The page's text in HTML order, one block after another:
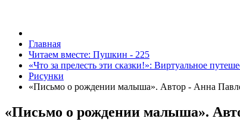
Главная
Читаем вместе: Пушкин - 225
«Что за прелесть эти сказки!»: Виртуальное
Рисунки
«Письмо о рождении малыша». Автор - Анна
«Письмо о рождении малыша».